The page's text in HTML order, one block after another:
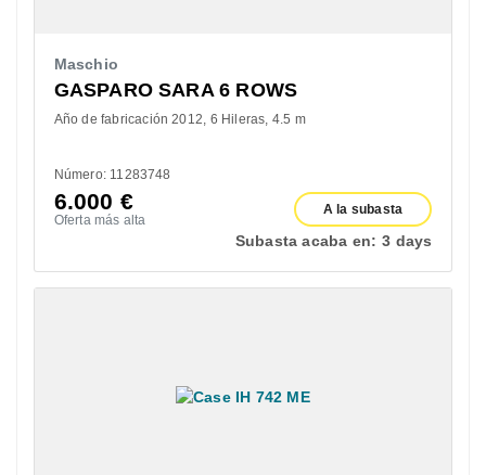
Maschio
GASPARO SARA 6 ROWS
Año de fabricación 2012 6 Hileras 4.5 m
Número: 11283748
6.000 €
Oferta más alta
A la subasta
Subasta acaba en: 3 days